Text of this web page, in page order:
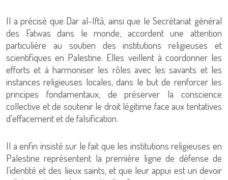
Il a précisé que Dar al-Iftā, ainsi que le Secrétariat général
des Fatwas dans le monde, accordent une attention
particulière au soutien des institutions religieuses et
scientifiques en Palestine. Elles veillent à coordonner les
efforts et à harmoniser les rôles avec les savants et les
instances religieuses locales, dans le but de renforcer les
principes fondamentaux, de préserver la conscience
collective et de soutenir le droit légitime face aux tentatives
d’effacement et de falsification.
Il a enfin insisté sur le fait que les institutions religieuses en
Palestine représentent la première ligne de défense de
l’identité et des lieux saints, et que leur appui est un devoir